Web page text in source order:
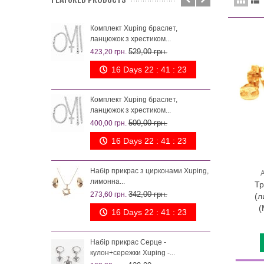
Комплект Xuping браслет,
ланцюжок з хрестиком...
423,20 грн. 529,00 грн.
16 Days 22 : 41 : 23
Комплект Xuping браслет,
ланцюжок з хрестиком...
400,00 грн. 500,00 грн.
16 Days 22 : 41 : 23
Набір прикрас з цирконами Xuping,
лимонна...
273,60 грн. 342,00 грн.
16 Days 22 : 41 : 23
Набір прикрас Серце -
кулон+сережки Xuping -...